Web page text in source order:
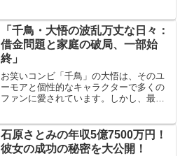
雄一の不祥事2024年8月7日、KAT-TUNの
中丸雄一さんが...
「千鳥・大悟の波乱万丈な日々：
借金問題と家庭の破局、一部始
終」
お笑いコンビ「千鳥」の大悟は、そのユ
ーモアと個性的なキャラクターで多くの
ファンに愛されています。しかし、最近
て、妻が家出するという波乱がありまし
た。このブログでは、大悟...
石原さとみの年収5億7500万円！
彼女の成功の秘密を大公開！